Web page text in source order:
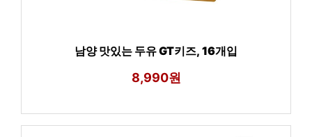
남양 맛있는 두유 GT키즈, 16개입
8,990원